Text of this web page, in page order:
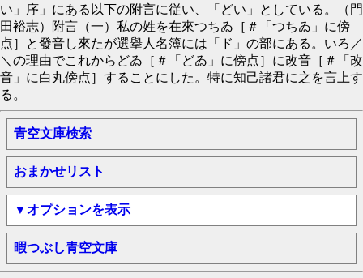
い」序」にある以下の附言に従い、「どい」としている。（門
田裕志）附言（一）私の姓を在來つちゐ［＃「つちゐ」に傍
点］と發音し來たが選擧人名簿には「ド」の部にある。いろ／
＼の理由でこれからどゐ［＃「どゐ」に傍点］に改音［＃「改
音」に白丸傍点］することにした。特に知己諸君に之を言上す
る。
青空文庫検索
おまかせリスト
▼オプションを表示
暇つぶし青空文庫